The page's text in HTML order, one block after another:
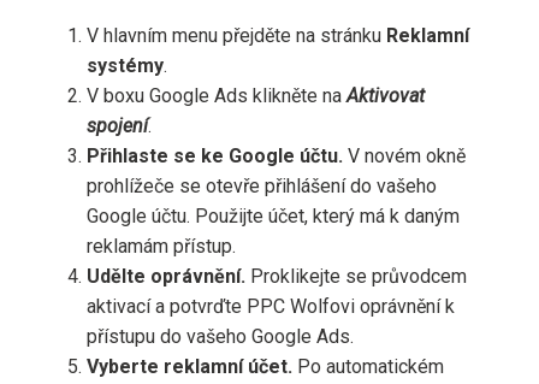
V hlavním menu přejděte na stránku Reklamní
systémy.
V boxu Google Ads klikněte naAktivovat
spojení.
Přihlaste se ke Google účtu. V novém okně
prohlížeče se otevře přihlášení do vašeho
Google účtu. Použijte účet, který má k daným
reklamám přístup.
Udělte oprávnění. Proklikejte se průvodcem
aktivací a potvrďte PPC Wolfovi oprávnění k
přístupu do vašeho Google Ads.
Vyberte reklamní účet. Po automatickém